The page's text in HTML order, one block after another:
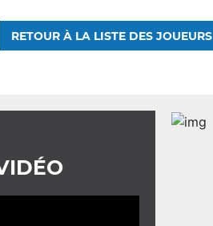
RETOUR À LA LISTE DES JOUEURS